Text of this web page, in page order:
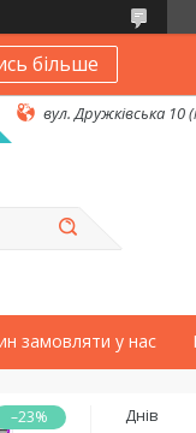
більше
вул. Дружківська 10
замовляти у нас
–23% Днів